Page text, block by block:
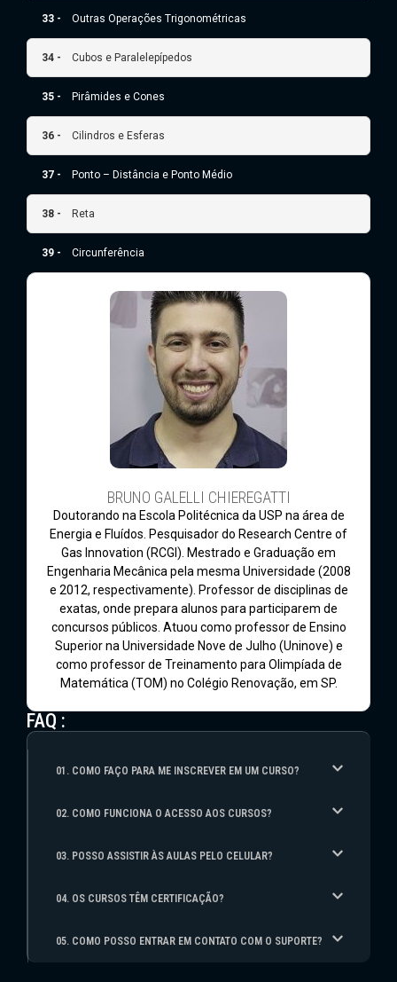
33 - Outras Operações Trigonométricas
34 - Cubos e Paralelepípedos
35 - Pirâmides e Cones
36 - Cilindros e Esferas
37 - Ponto – Distância e Ponto Médio
38 - Reta
39 - Circunferência
BRUNO GALELLI CHIEREGATTI
Doutorando na Escola Politécnica da USP na área de
Energia e Fluídos. Pesquisador do Research Centre of
Gas Innovation (RCGI). Mestrado e Graduação em
Engenharia Mecânica pela mesma Universidade (2008
e 2012, respectivamente). Professor de disciplinas de
exatas, onde prepara alunos para participarem de
concursos públicos. Atuou como professor de Ensino
Superior na Universidade Nove de Julho (Uninove) e
como professor de Treinamento para Olimpíada de
Matemática (TOM) no Colégio Renovação, em SP.
FAQ :
01. COMO FAÇO PARA ME INSCREVER EM UM CURSO?
02. COMO FUNCIONA O ACESSO AOS CURSOS?
03. POSSO ASSISTIR ÀS AULAS PELO CELULAR?
04. OS CURSOS TÊM CERTIFICAÇÃO?
05. COMO POSSO ENTRAR EM CONTATO COM O SUPORTE?